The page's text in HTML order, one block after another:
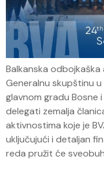
Balkanska
Generalnu skupštinu
glavnom gradu Bosne
delegati zemalja
aktivnostima koje je
uključujući i detaljan
reda pružit će